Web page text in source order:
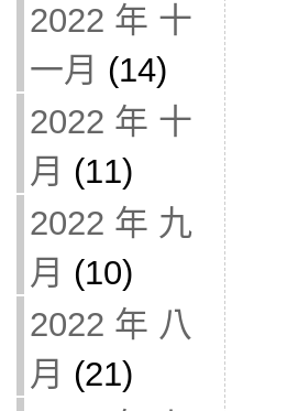
2022 年 十
一月 (14)
2022 年 十
月 (11)
2022 年 九
月 (10)
2022 年 八
月 (21)